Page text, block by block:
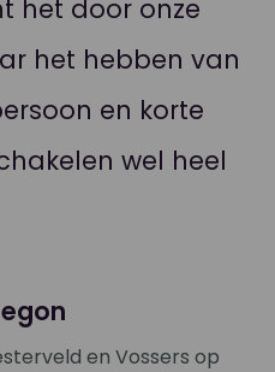
het door onze
het hebben van
en korte
wel heel
en Vossers op